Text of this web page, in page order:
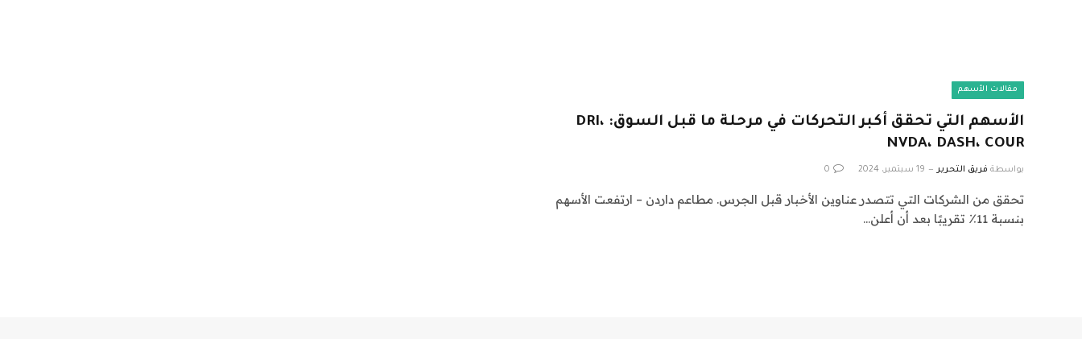
مقالات الأسهم
الأسهم التي تحقق أكبر التحركات في مرحلة ما قبل السوق: DRI،
NVDA، DASH، COUR
بواسطة فريق التحرير 19 سبتمبر، 2024 0
تحقق من الشركات التي تتصدر عناوين الأخبار قبل الجرس. مطاعم داردن – ارتفعت الأسهم
بنسبة 11٪ تقريبًا بعد أن أعلن…